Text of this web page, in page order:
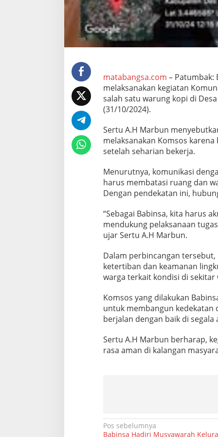
e
r
a
t
K
o
o
s
d
e
n
a
W
a
g
a
matabangsa.com – Patumbak:
melaksanakan kegiatan
salah satu warung kopi di
(31/10/2024).
Sertu A.H Marbun
melaksanakan Komsos
setelah seharian bekerja.
Menurutnya, komunikasi
harus membatasi ruang dan
Dengan pendekatan ini,
“Sebagai Babinsa, kita harus
mendukung pelaksanaan
ujar Sertu A.H Marbun.
Dalam perbincangan
ketertiban dan keamanan
warga terkait kondisi di sekitar
Komsos yang dilakukan
untuk membangun kedekatan
berjalan dengan baik di segala
Sertu A.H Marbun berharap,
rasa aman di kalangan
N
Pos sebelumnya
Babinsa Hadiri Musyawarah